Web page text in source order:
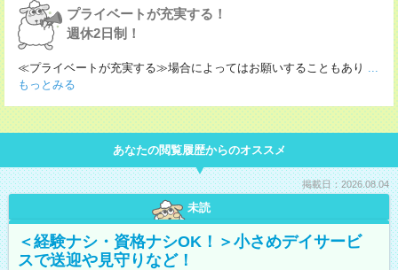
プライベートが充実する！
週休2日制！
≪プライベートが充実する≫場合によってはお願いすることもあり ...
もっとみる
あなたの閲覧履歴からのオススメ
掲載日：2026.08.04
未読
＜経験ナシ・資格ナシOK！＞小さめデイサービ
スで送迎や見守りなど！